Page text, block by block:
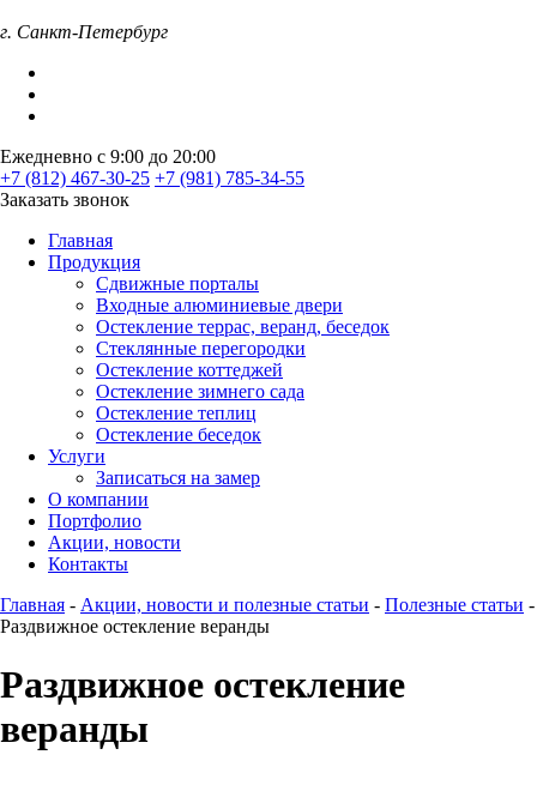
г. Санкт-Петербург
Ежедневно с 9:00 до 20:00
+7 (812) 467-30-25 +7 (981) 785-34-55
Заказать звонок
Главная
Продукция
Сдвижные порталы
Входные алюминиевые двери
Остекление террас, веранд, беседок
Стеклянные перегородки
Остекление коттеджей
Остекление зимнего сада
Остекление теплиц
Остекление беседок
Услуги
Записаться на замер
О компании
Портфолио
Акции, новости
Контакты
Главная - Акции, новости и полезные статьи - Полезные статьи -
Раздвижное остекление веранды
Раздвижное остекление
веранды